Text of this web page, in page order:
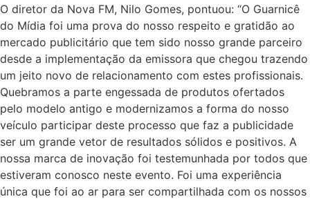
O diretor da Nova FM, Nilo Gomes, pontuou: “O Guarnicê
do Mídia foi uma prova do nosso respeito e gratidão ao
mercado publicitário que tem sido nosso grande parceiro
desde a implementação da emissora que chegou trazendo
um jeito novo de relacionamento com estes profissionais.
Quebramos a parte engessada de produtos ofertados
pelo modelo antigo e modernizamos a forma do nosso
veículo participar deste processo que faz a publicidade
ser um grande vetor de resultados sólidos e positivos. A
nossa marca de inovação foi testemunhada por todos que
estiveram conosco neste evento. Foi uma experiência
única que foi ao ar para ser compartilhada com os nossos